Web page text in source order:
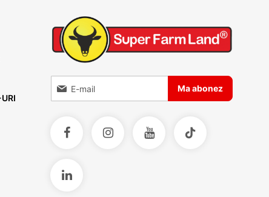
Inscrieti-va la Buletinele noastre informative
Ma abonez